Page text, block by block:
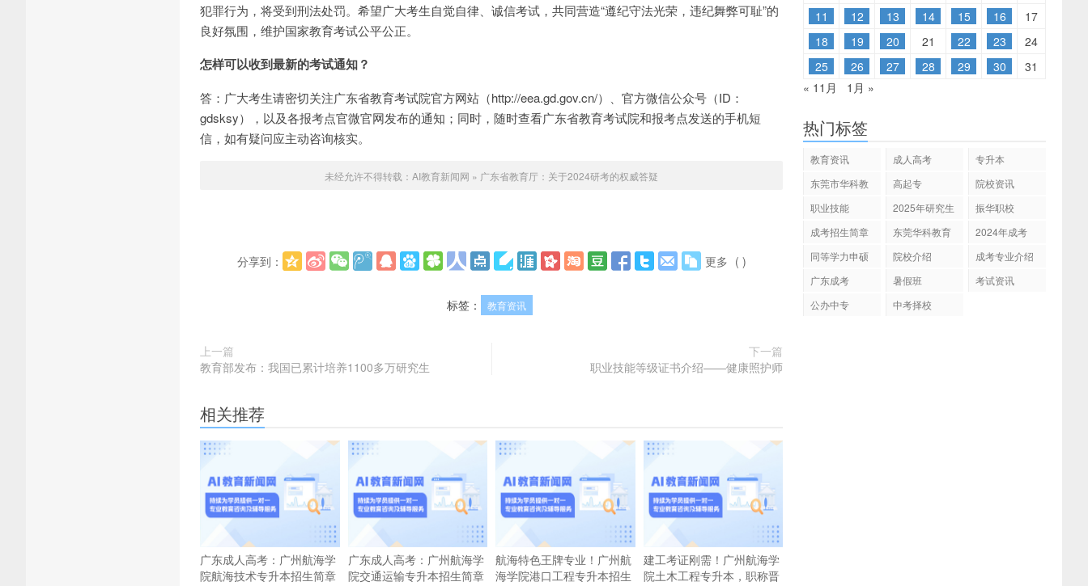
犯罪行为，将受到刑法处罚。希望广大考生自觉自律、诚信考试，共同营造“遵纪守法光荣，违纪舞弊可耻”的
良好氛围，维护国家教育考试公平公正。
怎样可以收到最新的考试通知？
答：广大考生请密切关注广东省教育考试院官方网站（http://eea.gd.gov.cn/）、官方微信公众号（ID：
gdsksy），以及各报考点官微官网发布的通知；同时，随时查看广东省教育考试院和报考点发送的手机短
信，如有疑问应主动咨询核实。
未经允许不得转载： AI教育新闻网 » 广东省教育厅：关于2024研考的权威答疑
分享到： 更多 ( )
标签： 教育资讯
上一篇
教育部发布：我国已累计培养1100多万研究生
下一篇
职业技能等级证书介绍——健康照护师
相关推荐
广东成人高考：广州航海学
院航海技术专升本招生简章
广东成人高考：广州航海学
院交通运输专升本招生简章
航海特色王牌专业！广州航
海学院港口工程专升本招生
建工考证刚需！广州航海学
院土木工程专升本，职称晋
11
12 13 14 15 16
17
18
19 20 21 22 23
24
25
26 27 28 29 30
31
« 11月
1月 »
热门标签
教育资讯 成人高考
专升本
东莞市华科教
高起专
院校资讯
职业技能
2025年研究生
振华职校
成考招生简章
东莞华科教育
2024年成考
同等学力申硕
院校介绍
成考专业介绍
广东成考
暑假班
考试资讯
公办中专
中考择校